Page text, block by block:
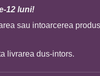
12 luni!
sau intoarcerea
livrarea dus-intors.